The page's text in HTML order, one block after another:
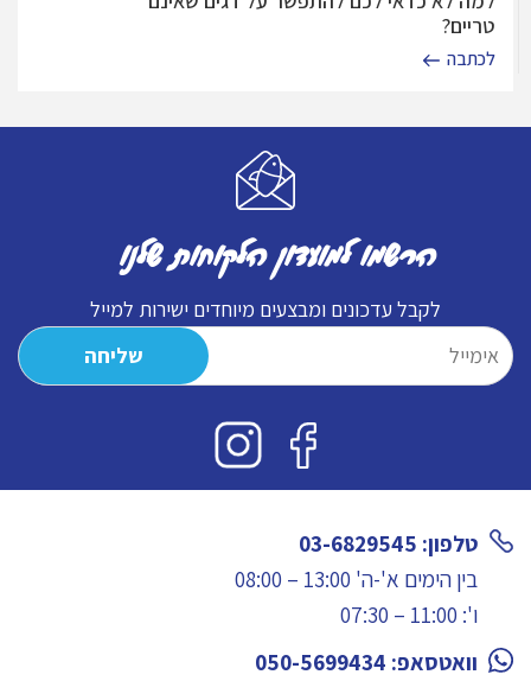
טריים?
לכתבה
הרשמו למועדון הלקוחות שלנו
לקבל עדכונים ומבצעים מיוחדים ישירות למייל
טלפון: 03-6829545
בין הימים א'-ה' 13:00 – 08:00
ו': 11:00 – 07:30
וואטסאפ: 050-5699434